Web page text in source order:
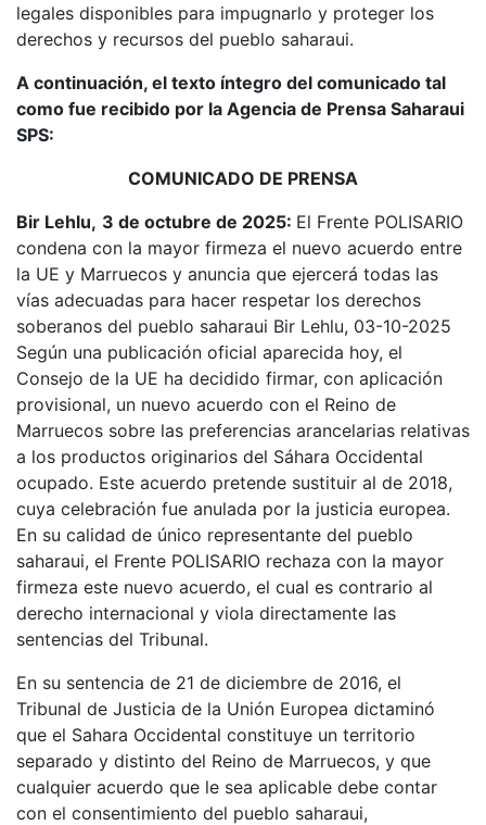
legales disponibles para impugnarlo y proteger los
derechos y recursos del pueblo saharaui.
A continuación, el texto íntegro del comunicado tal
como fue recibido por la Agencia de Prensa Saharaui
SPS:
COMUNICADO DE PRENSA
Bir Lehlu, 3 de octubre de 2025: El Frente POLISARIO
condena con la mayor firmeza el nuevo acuerdo entre
la UE y Marruecos y anuncia que ejercerá todas las
vías adecuadas para hacer respetar los derechos
soberanos del pueblo saharaui Bir Lehlu, 03-10-2025
Según una publicación oficial aparecida hoy, el
Consejo de la UE ha decidido firmar, con aplicación
provisional, un nuevo acuerdo con el Reino de
Marruecos sobre las preferencias arancelarias relativas
a los productos originarios del Sáhara Occidental
ocupado. Este acuerdo pretende sustituir al de 2018,
cuya celebración fue anulada por la justicia europea.
En su calidad de único representante del pueblo
saharaui, el Frente POLISARIO rechaza con la mayor
firmeza este nuevo acuerdo, el cual es contrario al
derecho internacional y viola directamente las
sentencias del Tribunal.
En su sentencia de 21 de diciembre de 2016, el
Tribunal de Justicia de la Unión Europea dictaminó
que el Sahara Occidental constituye un territorio
separado y distinto del Reino de Marruecos, y que
cualquier acuerdo que le sea aplicable debe contar
con el consentimiento del pueblo saharaui,